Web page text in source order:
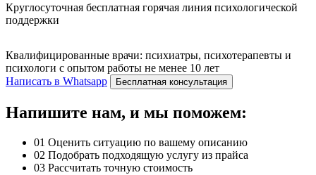
Круглосуточная бесплатная горячая линия психологической
поддержки
Квалифицированные врачи: психиатры, психотерапевты и
психологи с опытом работы не менее 10 лет
Написать в Whatsapp
Бесплатная консультация
Напишите нам, и мы поможем:
01 Оценить ситуацию по вашему описанию
02 Подобрать подходящую услугу из прайса
03 Рассчитать точную стоимость